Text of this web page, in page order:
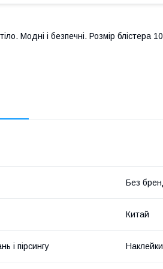
Модні і безпечні. Розмір блістера
Без
Китай
і пірсингу